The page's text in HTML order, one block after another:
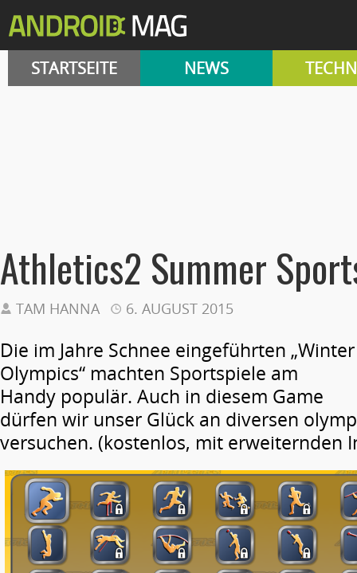
STARTSEITE NEWS
Athletics2 Summer
TAM HANNA 6. AUGUST 2015
Die im Jahre Schnee eingeführten „Winter
Olympics“ machten Sportspiele am
Handy populär. Auch in diesem Game
dürfen wir unser Glück an diversen
versuchen. (kostenlos, mit erweiternden